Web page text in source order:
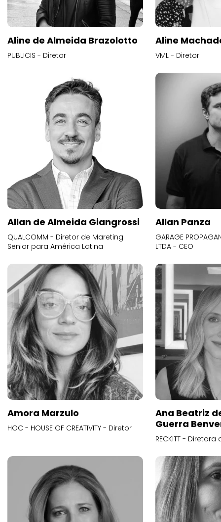
Aline de Almeida Brazolotto
PUBLICIS - Diretor
Aline
VML - Diretor
Allan de Almeida Giangrossi
QUALCOMM - Diretor de Mareting
Senior para América Latina
Allan Panza
GARAGE
LTDA - CEO
Amora Marzulo
HOC - HOUSE OF CREATIVITY - Diretor
Ana Beatriz
Guerra
RECKITT -